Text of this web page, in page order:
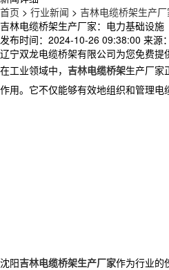
首页 > 行业新闻 > 吉林电缆桥架生产
吉林电缆桥架生产厂家：电力基础设施
发布时间：2024-10-26 09:38:00 来源
辽宁双龙电缆桥架有限公司为您免费提
在工业领域中， 吉林电缆桥架生产厂家
作用。它不仅能够有效地组织和管理电
沈阳吉林电缆桥架生产厂家作为行业的